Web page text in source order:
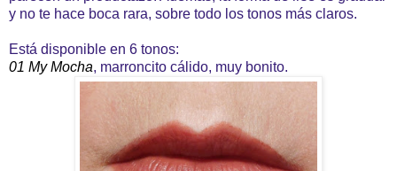
y no te hace boca rara, sobre todo los tonos más claros.
Está disponible en 6 tonos:
01 My Mocha, marroncito cálido, muy bonito.